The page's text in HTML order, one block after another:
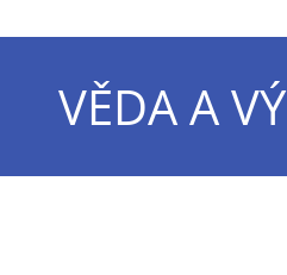
VĚDA A